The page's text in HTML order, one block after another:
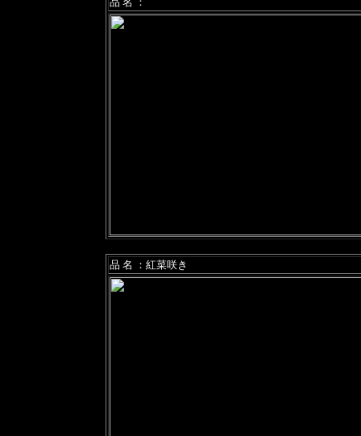
品 名 ：紅菜咲き